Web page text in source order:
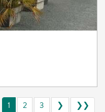
1 2 3 ❯ ❯❯